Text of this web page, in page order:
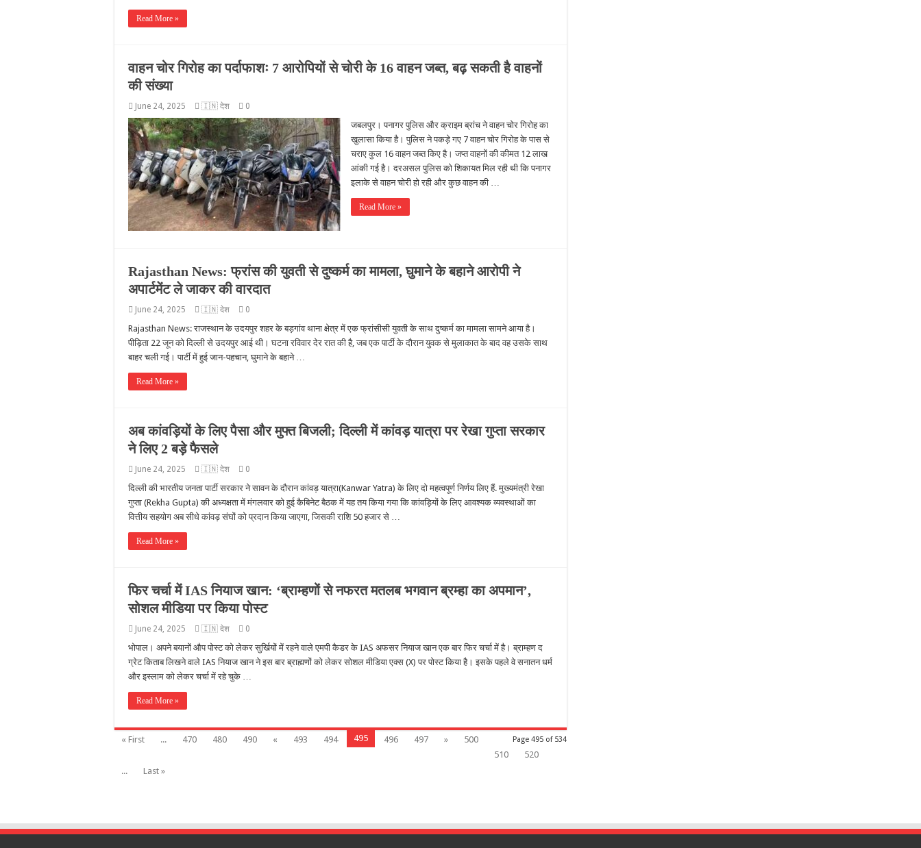
Read More »
वाहन चोर गिरोह का पर्दाफाशः 7 आरोपियों से चोरी के 16 वाहन जब्त, बढ़ सकती है वाहनों
की संख्या
June 24, 2025 🇮🇳 देश 0
जबलपुर। पनागर पुलिस और क्राइम ब्रांच ने वाहन चोर गिरोह का
खुलासा किया है। पुलिस ने पकड़े गए 7 वाहन चोर गिरोह के पास से
चराए कुल 16 वाहन जब्त किए है। जप्त वाहनों की कीमत 12 लाख
आंकी गई है। दरअसल पुलिस को शिकायत मिल रही थी कि पनागर
इलाके से वाहन चोरी हो रही और कुछ वाहन की …
Read More »
Rajasthan News: फ्रांस की युवती से दुष्कर्म का मामला, घुमाने के बहाने आरोपी ने
अपार्टमेंट ले जाकर की वारदात
June 24, 2025 🇮🇳 देश 0
Rajasthan News: राजस्थान के उदयपुर शहर के बड़गांव थाना क्षेत्र में एक फ्रांसीसी युवती के साथ दुष्कर्म का मामला सामने आया है।
पीड़िता 22 जून को दिल्ली से उदयपुर आई थी। घटना रविवार देर रात की है, जब एक पार्टी के दौरान युवक से मुलाकात के बाद वह उसके साथ
बाहर चली गई। पार्टी में हुई जान-पहचान, घुमाने के बहाने …
Read More »
अब कांवड़ियों के लिए पैसा और मुफ्त बिजली; दिल्ली में कांवड़ यात्रा पर रेखा गुप्ता सरकार
ने लिए 2 बड़े फैसले
June 24, 2025 🇮🇳 देश 0
दिल्ली की भारतीय जनता पार्टी सरकार ने सावन के दौरान कांवड़ यात्रा(Kanwar Yatra) के लिए दो महत्वपूर्ण निर्णय लिए हैं. मुख्यमंत्री रेखा
गुप्ता (Rekha Gupta) की अध्यक्षता में मंगलवार को हुई कैबिनेट बैठक में यह तय किया गया कि कांवड़ियों के लिए आवश्यक व्यवस्थाओं का
वित्तीय सहयोग अब सीधे कांवड़ संघों को प्रदान किया जाएगा, जिसकी राशि 50 हजार से …
Read More »
फिर चर्चा में IAS नियाज खान: ‘ब्राम्हणों से नफरत मतलब भगवान ब्रम्हा का अपमान’,
सोशल मीडिया पर किया पोस्ट
June 24, 2025 🇮🇳 देश 0
भोपाल। अपने बयानों औप पोस्ट को लेकर सुर्खियों में रहने वाले एमपी कैडर के IAS अफसर नियाज खान एक बार फिर चर्चा में है। ब्राम्हण द
ग्रेट किताब लिखने वाले IAS नियाज खान ने इस बार ब्राह्मणों को लेकर सोशल मीडिया एक्स (X) पर पोस्ट किया है। इसके पहले वे सनातन धर्म
और इस्लाम को लेकर चर्चा में रहे चुके …
Read More »
Page 495 of 534
« First ... 470 480 490 « 493 494 495 496 497 »
500
510
520
...
Last »